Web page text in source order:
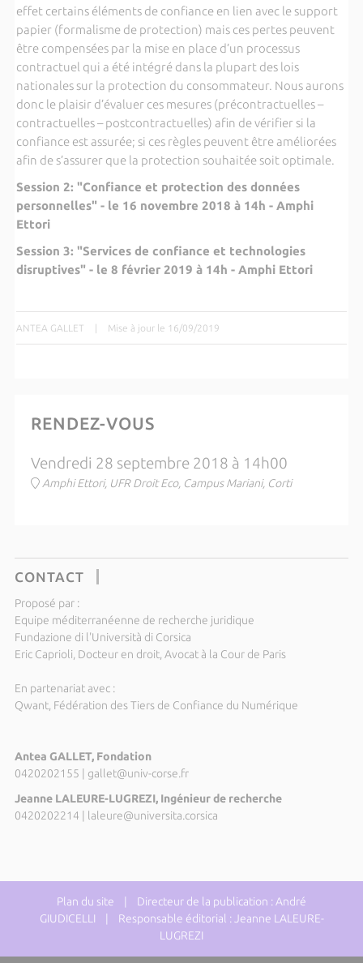
effet certains éléments de confiance en lien avec le support
papier (formalisme de protection) mais ces pertes peuvent
être compensées par la mise en place d’un processus
contractuel qui a été intégré dans la plupart des lois
nationales sur la protection du consommateur. Nous aurons
donc le plaisir d’évaluer ces mesures (précontractuelles –
contractuelles – postcontractuelles) afin de vérifier si la
confiance est assurée; si ces règles peuvent être améliorées
afin de s’assurer que la protection souhaitée soit optimale.
Session 2: "Confiance et protection des données
personnelles" - le 16 novembre 2018 à 14h - Amphi
Ettori
Session 3: "Services de confiance et technologies
disruptives" - le 8 février 2019 à 14h - Amphi Ettori
ANTEA GALLET | Mise à jour le 16/09/2019
RENDEZ-VOUS
Vendredi 28 septembre 2018 à 14h00
Amphi Ettori, UFR Droit Eco, Campus Mariani, Corti
CONTACT
Proposé par :
Equipe méditerranéenne de recherche juridique
Fundazione di l'Università di Corsica
Eric Caprioli, Docteur en droit, Avocat à la Cour de Paris
En partenariat avec :
Qwant, Fédération des Tiers de Confiance du Numérique
Antea GALLET, Fondation
0420202155
gallet@univ-corse.fr
Jeanne LALEURE-LUGREZI, Ingénieur de recherche
0420202214
laleure@universita.corsica
Plan du site | Directeur de la publication : André
GIUDICELLI | Responsable éditorial : Jeanne LALEURE-
LUGREZI